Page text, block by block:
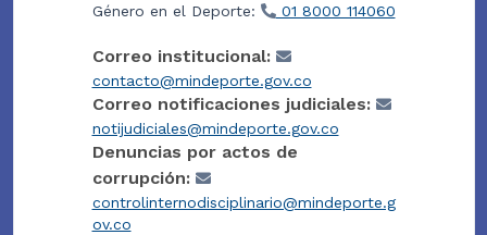
Género en el Deporte:
01 8000 114060
Correo institucional:
contacto@mindeporte.gov.co
Correo notificaciones judiciales:
notijudiciales@mindeporte.gov.co
Denuncias por actos de
corrupción:
controlinternodisciplinario@mindeporte.g
ov.co